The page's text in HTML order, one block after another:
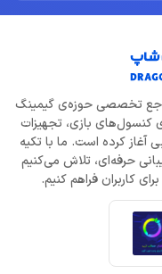
یکی از مراجع تخصصی حوزه‌ی گیمینگ
کنسول‌های بازی، تجهیزات
آغاز کرده است. ما با تکیه
حرفه‌ای، تلاش می‌کنیم
کاربران فراهم کنیم.